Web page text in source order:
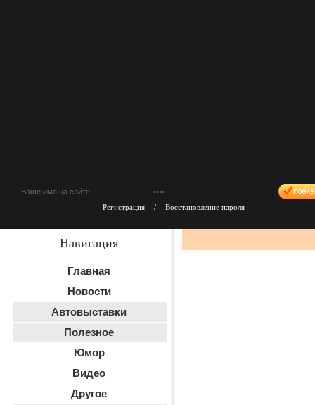
Регистрация / Восстановление пароля
Навигация
Главная
Новости
Автовыставки
Полезное
Юмор
Видео
Другое